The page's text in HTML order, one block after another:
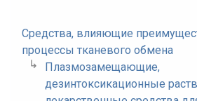
Средства, влияющие
процессы тканевого обмена
Плазмозамещающие,
дезинтоксикационные